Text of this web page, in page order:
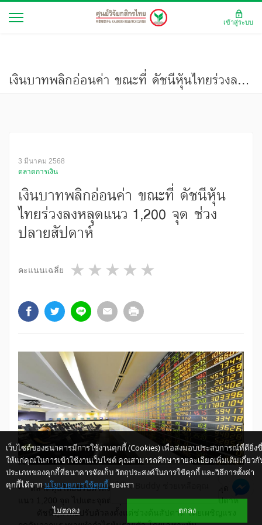
เงินบาทพลิกอ่อนค่า ขณะที่ ดัชนีหุ้นไทยร่วงลงหลุดแนว 1,200 จุด ช่วงปลายสัปดาห์
3 มีนาคม 2568
ตลาดการเงิน
เงินบาทพลิกอ่อนค่า ขณะที่ ดัชนีหุ้น
ไทยร่วงลงหลุดแนว 1,200 จุด ช่วง
ปลายสัปดาห์
คะแนนเฉลี่ย 4 stars
3 stars
2 stars
1 star
• ตลาดหุ้นไทยปรับตัวลงต่อเป็นสัปดาห์ที่ 5 และร่วงลงหลุด
แนว 1,200 จุด ไปแตะจุดต่ำสุดในรอบเกือบ 5 ปีช่วงท้ายสัปดาห์
ดัชนีหุ้นไทยปรับตัวลงตั้งแต่ช่วงต้นสัปดาห์ โดยเผชิญแรง
เว็บไซต์ของธนาคารมีการใช้งานคุกกี้ (Cookies) เพื่อส่งมอบประสบการณ์ที่ดียิ่ง
ให้แก่คุณในการเข้าใช้งานเว็บไซต์ คุณสามารถศึกษารายละเอียดเพิ่มเติมเกี่ยวกั
ประเภทของคุกกี้ที่ธนาคารจัดเก็บ วัตถุประสงค์ในการใช้คุกกี้ และวิธีการตั้งค่า
คุกกี้ได้จาก นโยบายการใช้คุกกี้ ของเรา
ไม่ตกลง ตกลง
เข้าสู่ระบบ
ให้ K-Buddy ช่วยเหลือคุณ